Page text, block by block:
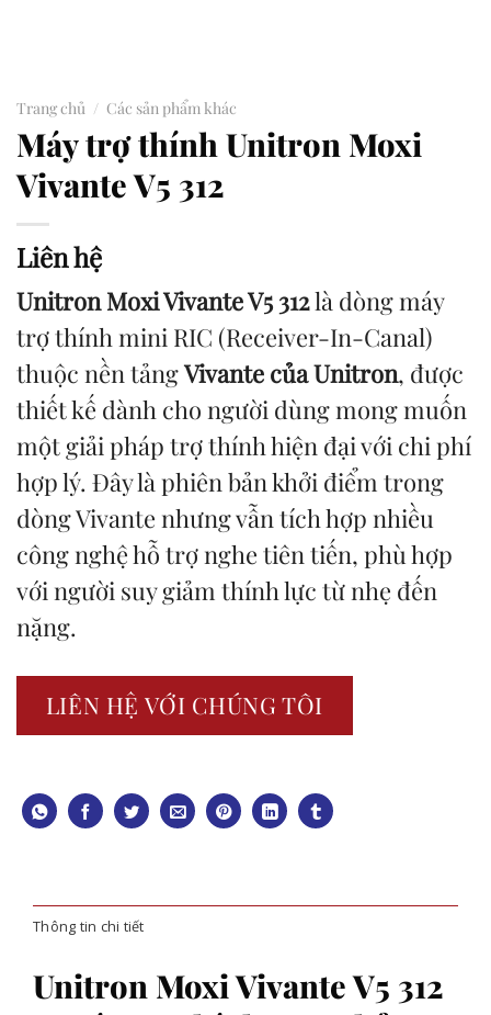
Trang chủ / Các sản phẩm khác
Máy trợ thính Unitron Moxi
Vivante V5 312
Liên hệ
Unitron Moxi Vivante V5 312là dòng máy
trợ thính mini RIC (Receiver-In-Canal)
thuộc nền tảngVivante của Unitron, được
thiết kế dành cho người dùng mong muốn
một giải pháp trợ thính hiện đại với chi phí
hợp lý. Đây là phiên bản khởi điểm trong
dòng Vivante nhưng vẫn tích hợp nhiều
công nghệ hỗ trợ nghe tiên tiến, phù hợp
với người suy giảm thính lực từ nhẹ đến
nặng.
LIÊN HỆ VỚI CHÚNG TÔI
Thông tin chi tiết
Unitron Moxi Vivante V5 312